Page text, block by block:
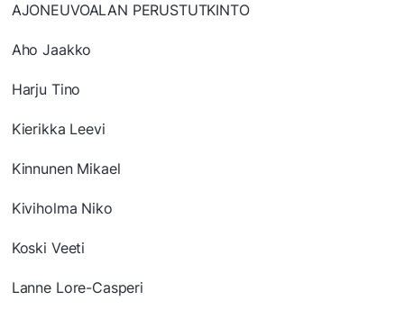
AJONEUVOALAN PERUSTUTKINTO
Aho Jaakko
Harju Tino
Kierikka Leevi
Kinnunen Mikael
Kiviholma Niko
Koski Veeti
Lanne Lore-Casperi